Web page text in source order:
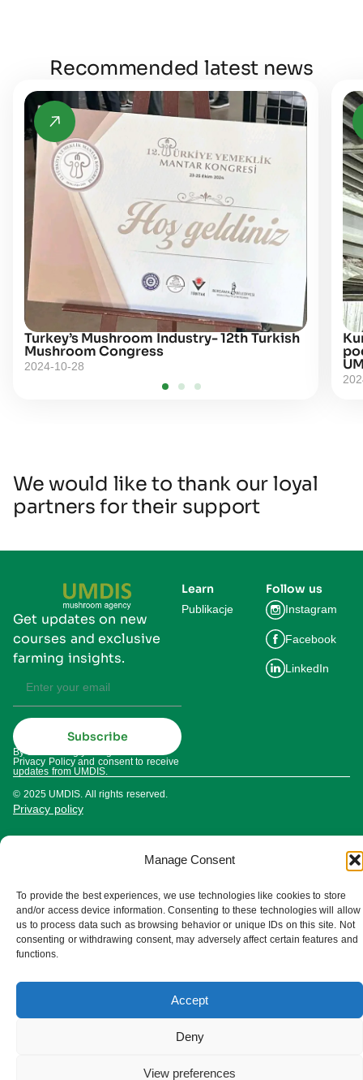
Manage Consent
To provide the best experiences, we use technologies like cookies to store
and/or access device information. Consenting to these technologies will allow
us to process data such as browsing behavior or unique IDs on this site. Not
consenting or withdrawing consent, may adversely affect certain features and
functions.
Accept
Deny
View preferences
Recommended latest news
Turkey’s Mushroom Industry- 12th Turkish
Mushroom Congress
2024-10-28
We would like to thank our loyal
partners for their support
Get updates on new
courses and exclusive
farming insights.
Subscribe
By subscribing you agree to our
Privacy Policy and consent to receive
updates from UMDIS.
Learn
Publikacje
Follow us
Instagram
Facebook
LinkedIn
© 2025 UMDIS. All rights reserved.
Privacy policy